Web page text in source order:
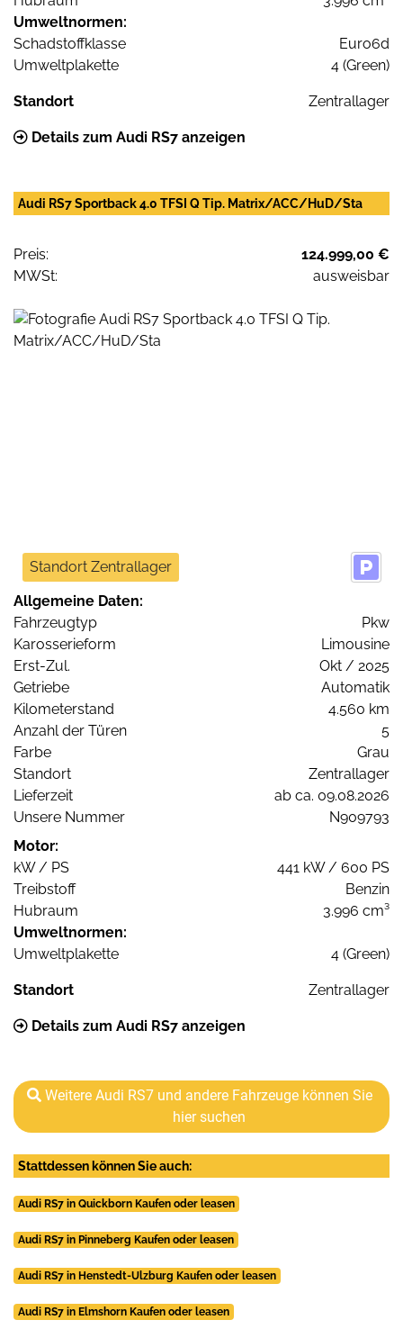
Umweltnormen:
Schadstoffklasse
Euro6d
Umweltplakette
4 (Green)
Standort Zentrallager
Details zum Audi RS7 anzeigen
Audi RS7 Sportback 4.0 TFSI Q Tip. Matrix/ACC/HuD/Sta
Preis:
124.999,00 €
MWSt:
ausweisbar
Standort Zentrallager
Allgemeine Daten:
Fahrzeugtyp
Pkw
Karosserieform
Limousine
Erst-Zul.
Okt / 2025
Getriebe
Automatik
Kilometerstand
4.560 km
Anzahl der Türen
5
Farbe
Grau
Standort
Zentrallager
Lieferzeit
ab ca. 09.08.2026
Unsere Nummer
N909793
Motor:
kW / PS
441 kW / 600 PS
Treibstoff
Benzin
Hubraum
3.996 cm³
Umweltnormen:
Umweltplakette
4 (Green)
Standort Zentrallager
Details zum Audi RS7 anzeigen
Weitere Audi RS7 und andere Fahrzeuge können Sie
hier suchen
Stattdessen können Sie auch:
Audi RS7 in Quickborn Kaufen oder leasen
Audi RS7 in Pinneberg Kaufen oder leasen
Audi RS7 in Henstedt-Ulzburg Kaufen oder leasen
Audi RS7 in Elmshorn Kaufen oder leasen